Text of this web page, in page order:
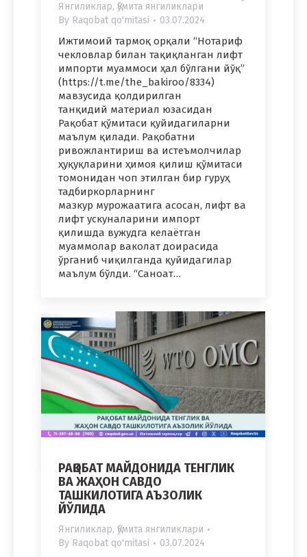
Янгиликлар, Қўмита янгиликлари
By Raqobat qo'mitasi 03.07.2024
Ижтимоий тармоқ орқали “Нотариф
чекловлар билан тақиқланган лифт
импорти муаммоси ҳал бўлгани йўқ”
(https://t.me/the_bakiroo/8334)
мавзусида қолдирилган
танқидий материал юзасидан
Рақобат қўмитаси қуйидагиларни
маълум қилади. Рақобатни
ривожлантириш ва истеъмолчилар
ҳуқуқларини ҳимоя қилиш қўмитаси
томонидан чоп этилган бир гуруҳ
тадбиркорларнинг
мазкур мурожаатига асосан, лифт ва
лифт ускуналарини импорт
қилишда вужудга келаётган
муаммолар ваколат доирасида
ўрганиб чиқилганда қуйидагилар
маълум бўлди. “Саноат…
РАҚОБАТ МАЙДОНИДА ТЕНГЛИК
ВА ЖАҲОН САВДО
ТАШКИЛОТИГА АЪЗОЛИК
ЙЎЛИДА
Янгиликлар, Қўмита янгиликлари
By Raqobat qo'mitasi 03.07.2024